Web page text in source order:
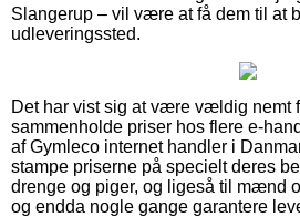
Slangerup – vil være at få dem til at
udleveringssted.
Det har vist sig at være vældig nemt
sammenholde priser hos flere e-
af Gymleco internet handler i
stampe priserne på specielt deres
drenge og piger, og ligeså til mænd
og endda nogle gange garantere